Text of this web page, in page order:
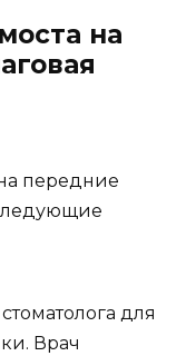
на
передние
для
Врач